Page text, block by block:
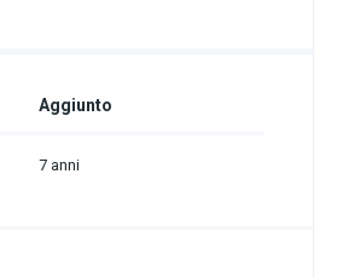
Aggiunto
7 anni